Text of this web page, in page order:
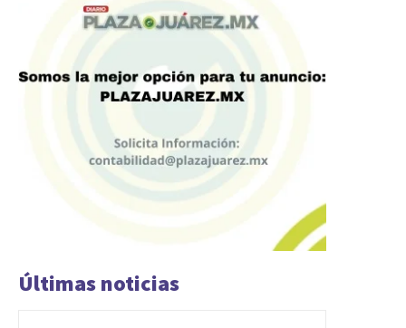
Últimas noticias